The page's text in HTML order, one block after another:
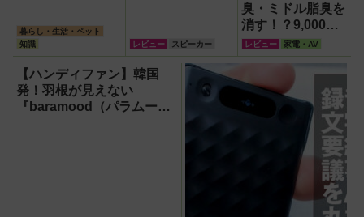
暮らし・生活・ペット
知識
レビュー スピーカー
臭・ミドル脂臭を
消す！？9,000円
超でも売れる高級
ハンディファン
『PJ-HS01』が凄
すぎる
レビュー 家電・AV
【ハンディファン】韓国
発！羽根が見えない
『baramood（パラムー